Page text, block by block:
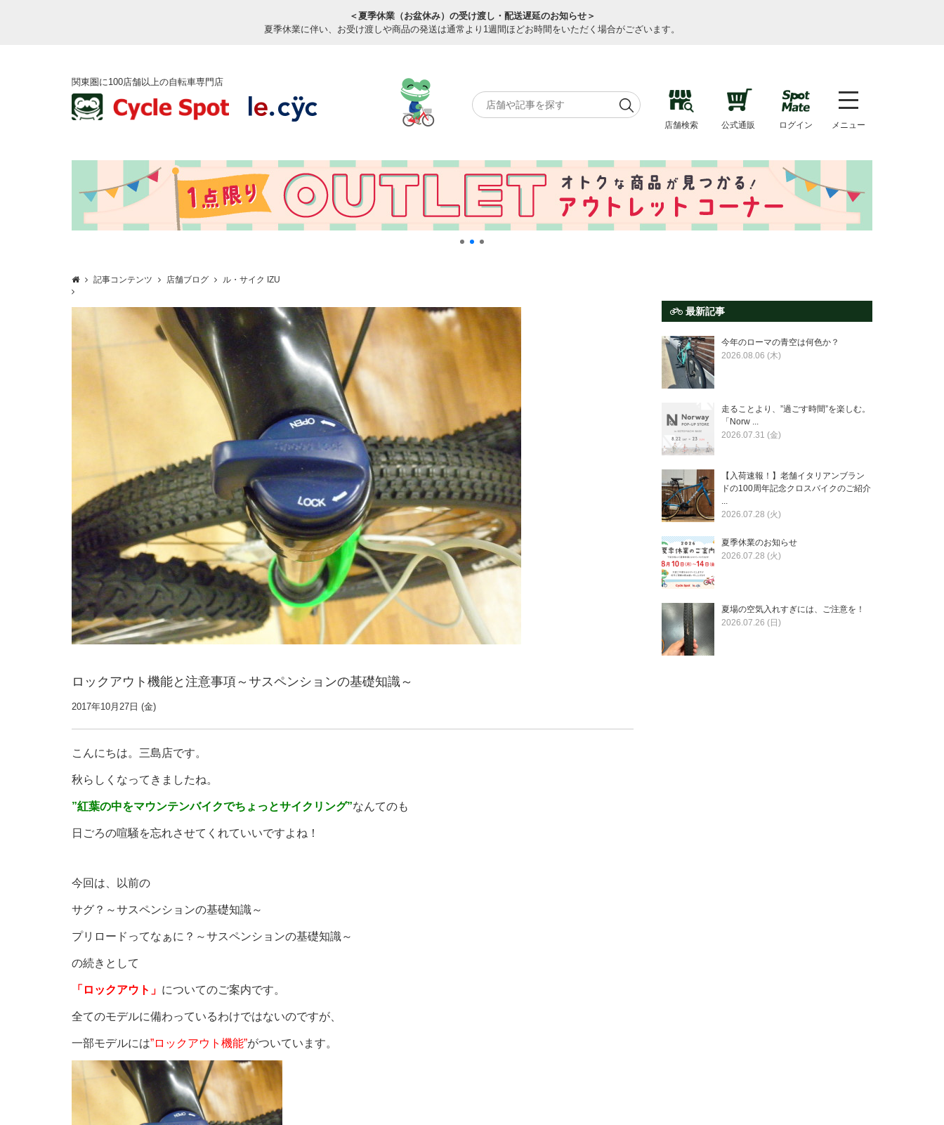
＜夏季休業（お盆休み）の受け渡し・配送遅延のお知らせ＞
夏季休業に伴い、お受け渡しや商品の発送は通常より1週間ほどお時間をいただく場合がございます。
関東圏に100店舗以上の自転車専門店
店舗検索 公式通販 ログイン メニュー
記事コンテンツ 店舗ブログ ル・サイク IZU
ロックアウト機能と注意事項～サスペンションの基礎知識～
2017年10月27日 (金)
こんにちは。三島店です。
秋らしくなってきましたね。
”紅葉の中をマウンテンバイクでちょっとサイクリング”なんてのも
日ごろの喧騒を忘れさせてくれていいですよね！
今回は、以前の
サグ？～サスペンションの基礎知識～
プリロードってなぁに？～サスペンションの基礎知識～
の続きとして
「ロックアウト」 についてのご案内です。
全てのモデルに備わっているわけではないのですが、
一部モデルには”ロックアウト機能”がついています。
最新記事
今年のローマの青空は何色か？
2026.08.06 (木)
走ることより、”過ごす時間”を楽しむ。
「Norw ...
2026.07.31 (金)
【入荷速報！】老舗イタリアンブラン
ドの100周年記念クロスバイクのご紹介
...
2026.07.28 (火)
夏季休業のお知らせ
2026.07.28 (火)
夏場の空気入れすぎには、ご注意を！
2026.07.26 (日)